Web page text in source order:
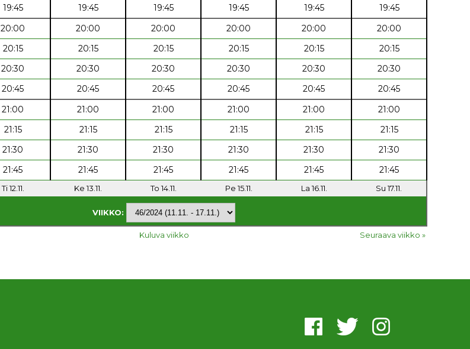
19:45 19:45 19:45 19:45 19:45
19:45
20:00 20:00 20:00 20:00 20:00
20:00
20:15 20:15 20:15 20:15 20:15
20:15
20:30 20:30 20:30 20:30 20:30
20:30
20:45 20:45 20:45 20:45 20:45
20:45
21:00 21:00 21:00 21:00 21:00
21:00
21:15 21:15 21:15 21:15 21:15
21:15
21:30 21:30 21:30 21:30 21:30
21:30
21:45 21:45 21:45 21:45 21:45 21:45
Ti 12.11. Ke 13.11. To 14.11. Pe 15.11. La 16.11. Su 17.11.
VIIKKO:
Kuluva viikko Seuraava viikko »